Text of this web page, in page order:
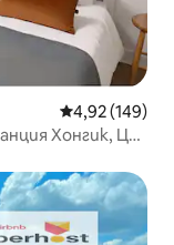
Средна
4,92 (149)
Хонгик, Цял